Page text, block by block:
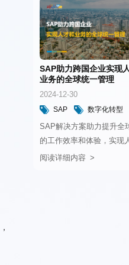
和智能技术提高采购流程
业务的全球统一管理
2024-12-30
SAP
数字化转型
ERP
最优配置和业务的数字化转
阅读详细内容